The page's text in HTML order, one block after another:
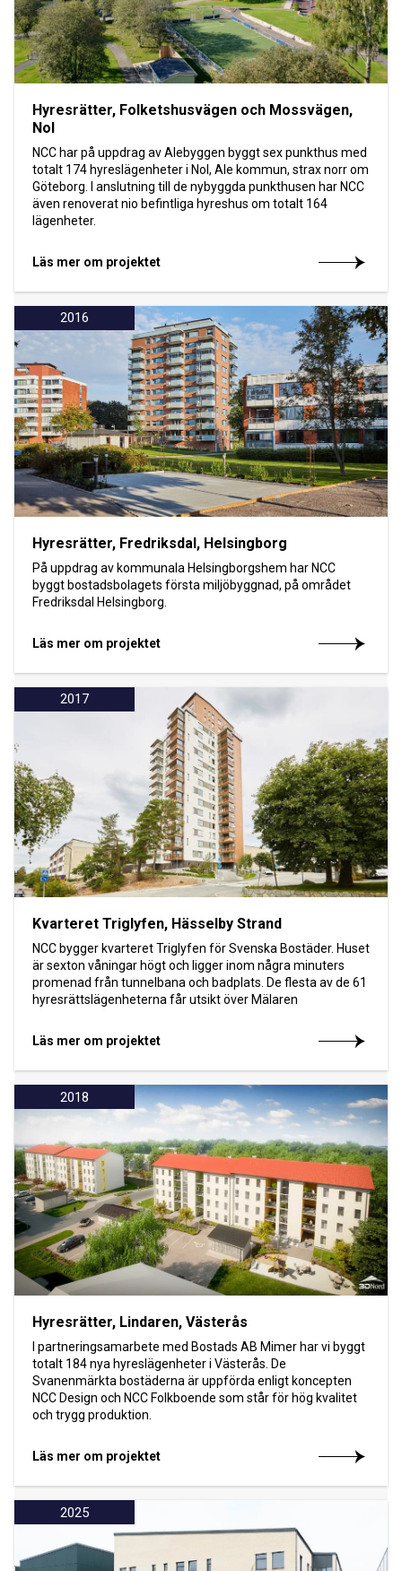
Hyresrätter, Folketshusvägen och Mossvägen,
Nol
NCC har på uppdrag av Alebyggen byggt sex punkthus med
totalt 174 hyreslägenheter i Nol, Ale kommun, strax norr om
Göteborg. I anslutning till de nybyggda punkthusen har NCC
även renoverat nio befintliga hyreshus om totalt 164
lägenheter.
Läs mer om projektet
2016
Hyresrätter, Fredriksdal, Helsingborg
På uppdrag av kommunala Helsingborgshem har NCC
byggt bostadsbolagets första miljöbyggnad, på området
Fredriksdal Helsingborg.
Läs mer om projektet
2017
Kvarteret Triglyfen, Hässelby Strand
NCC bygger kvarteret Triglyfen för Svenska Bostäder. Huset
är sexton våningar högt och ligger inom några minuters
promenad från tunnelbana och badplats. De flesta av de 61
hyresrättslägenheterna får utsikt över Mälaren
Läs mer om projektet
2018
Hyresrätter, Lindaren, Västerås
I partneringsamarbete med Bostads AB Mimer har vi byggt
totalt 184 nya hyreslägenheter i Västerås. De
Svanenmärkta bostäderna är uppförda enligt koncepten
NCC Design och NCC Folkboende som står för hög kvalitet
och trygg produktion.
Läs mer om projektet
2025